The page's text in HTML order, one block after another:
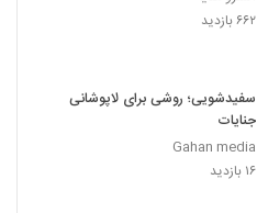
۶۶۲ بازدید
سفیدشویی؛ روشی برای لاپوشانی
جنایات
Gahan media
۱۶ بازدید